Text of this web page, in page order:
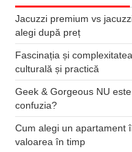
Jacuzzi premium vs
alegi după preț
Fascinația și
culturală și practică
Geek & Gorgeous NU
confuzia?
Cum alegi un apartament
valoarea în timp